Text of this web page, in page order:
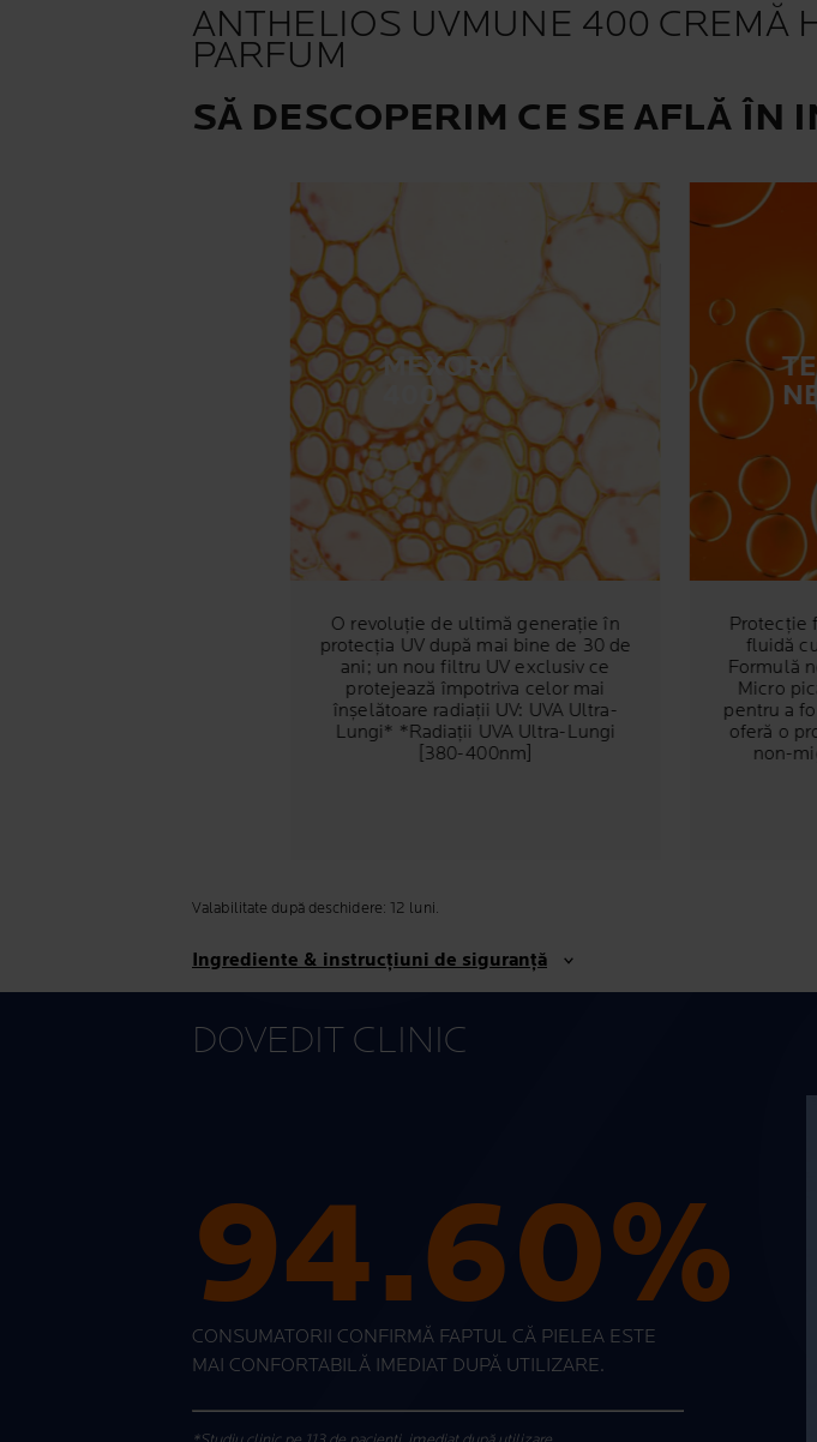
ANTHELIOS UVMUNE 400 CREMĂ
PARFUM
SĂ DESCOPERIM CE SE AFLĂ ÎN
MEXORYL
400
O revoluție de ultimă generație în
protecția UV după mai bine de 30 de
ani; un nou filtru UV exclusiv ce
protejează împotriva celor mai
înșelătoare radiații UV: UVA Ultra-
Lungi* *Radiații UVA Ultra-Lungi
[380-400nm]
Protecție
fluidă
Formulă
Micro
pentru a
oferă o
non-
Valabilitate după deschidere: 12 luni.
Ingrediente & instrucțiuni de siguranță
DOVEDIT CLINIC
94.60%
CONSUMATORII CONFIRMĂ FAPTUL CĂ PIELEA ESTE
MAI CONFORTABILĂ IMEDIAT DUPĂ UTILIZARE.